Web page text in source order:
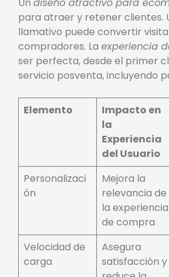
Un diseño atractivo para
para atraer y retener clientes.
llamativo puede convertir
compradores. La experiencia
ser perfecta, desde el primer
servicio posventa, incluyendo
Elemento
Impacto en
la
Experiencia
del Usuario
Personalizaci
ón
Mejora la
relevancia de
la experiencia
de compra
Velocidad de
carga
Asegura
satisfacción y